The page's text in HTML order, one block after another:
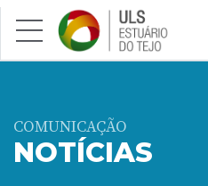
Saltar para conteúdo principal
COMUNICAÇÃO
NOTÍCIAS